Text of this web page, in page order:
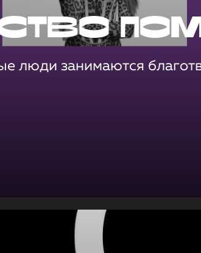
люди занимаются